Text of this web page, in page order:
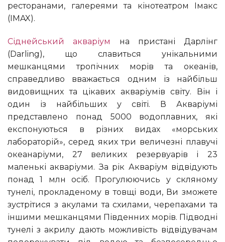
ресторанами, галереями та кінотеатром Імакс
(IMAX).
Сіднейський акваріум
на пристані Дарлінг
(Darling), що славиться унікальними
мешканцями тропічних морів та океанів,
справедливо вважається одним із найбільш
видовищних та цікавих акваріумів світу. Він і
один із найбільших у світі. В Акваріумі
представлено понад 5000 водоплавних, які
експонуються в різних видах «морських
лабораторій», серед яких три величезні плавучі
океанаріуми, 27 великих резервуарів і 23
маленькі акваріуми. За рік Акваріум відвідують
понад 1 млн осіб. Прогулюючись у скляному
тунелі, прокладеному в товщі води, Ви зможете
зустрітися з акулами та схилами, черепахами та
іншими мешканцями Південних морів. Підводні
тунелі з акрилу дають можливість відвідувачам